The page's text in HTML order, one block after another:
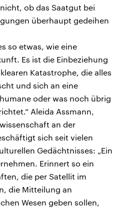
ob das Saatgut bei
überhaupt gedeihen
so etwas, wie eine
Es ist die Einbeziehung
Katastrophe, die alles
und sich an eine
oder was noch übrig
Aleida Assmann,
an der
sich seit vielen
Gedächtnisses: „Ein
Erinnert so ein
die per Satellit im
die Mitteilung an
Wesen geben sollen,